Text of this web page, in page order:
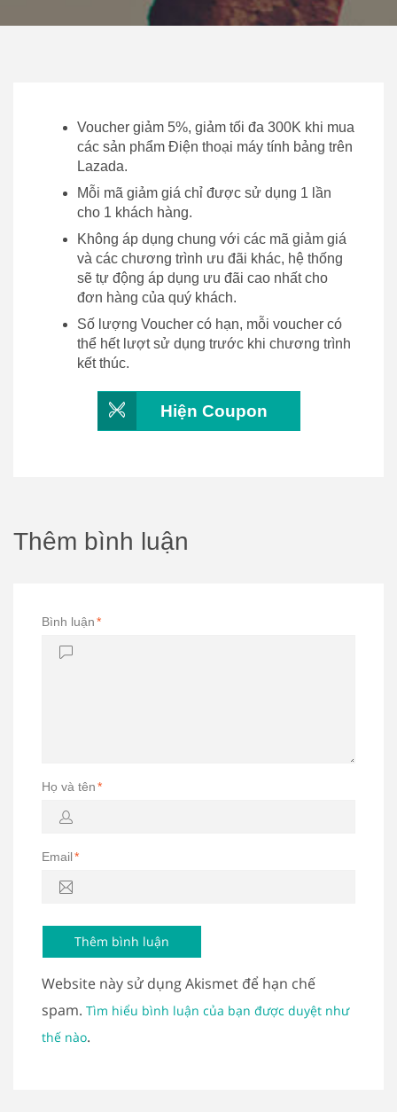
Voucher giảm 5%, giảm tối đa 300K khi mua
các sản phẩm Điện thoại máy tính bảng trên
Lazada.
Mỗi mã giảm giá chỉ được sử dụng 1 lần
cho 1 khách hàng.
Không áp dụng chung với các mã giảm giá
và các chương trình ưu đãi khác, hệ thống
sẽ tự động áp dụng ưu đãi cao nhất cho
đơn hàng của quý khách.
Số lượng Voucher có hạn, mỗi voucher có
thể hết lượt sử dụng trước khi chương trình
kết thúc.
Hiện Coupon
Thêm bình luận
Bình luận*
Họ và tên*
Email*
Website này sử dụng Akismet để hạn chế
spam. Tìm hiểu bình luận của bạn được duyệt như
thế nào.